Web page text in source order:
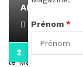
AMINA, le
April 1, 2022
Prénom *